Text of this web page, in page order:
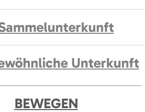
Unterkunft
BEWEGEN